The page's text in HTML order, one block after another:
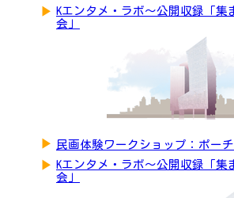
▶ Kエンタメ・ラボ～公開収録「集
会」
▶ 民画体験ワークショップ：ポー
▶ Kエンタメ・ラボ～公開収録「集
会」